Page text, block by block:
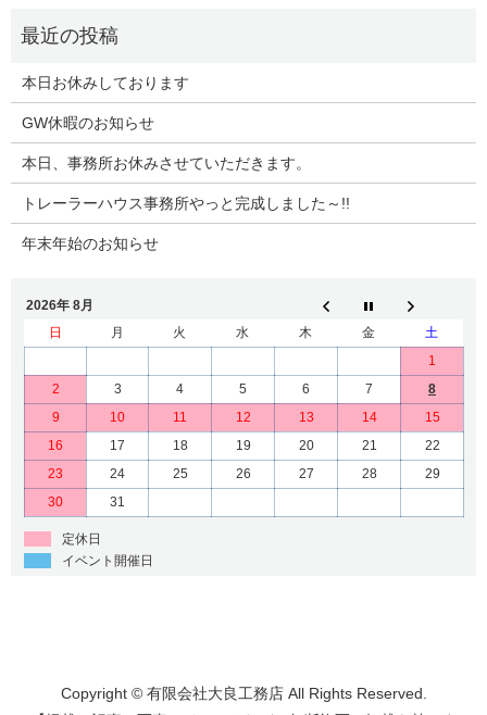
本日お休みしております
GW休暇のお知らせ
本日、事務所お休みさせていただきます。
トレーラーハウス事務所やっと完成しました～!!
年末年始のお知らせ
2026年 8月
日
月 火 水 木 金
土
1
2
3 4 5 6 7
8
9
10 11 12 13 14
15
16
17 18 19 20 21
22
23
24 25 26 27 28
29
30
31
定休日
イベント開催日
Copyright © 有限会社大良工務店 All Rights Reserved.